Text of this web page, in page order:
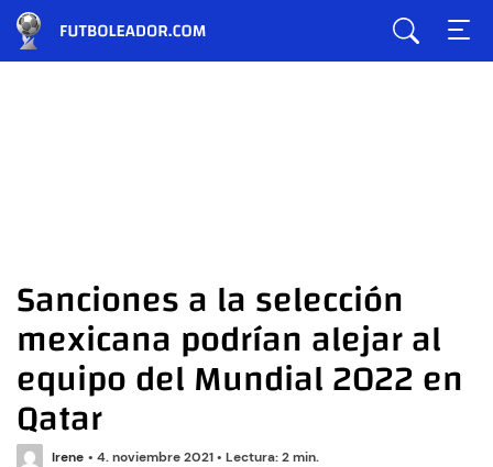
Sanciones a la selección
mexicana podrían alejar al
equipo del Mundial 2022 en
Qatar
Irene • 4. noviembre 2021• Lectura: 2 min.